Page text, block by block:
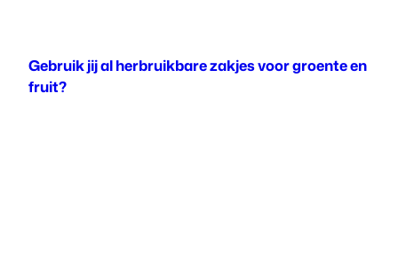
Gebruik jij al herbruikbare zakjes voor groente en
fruit?